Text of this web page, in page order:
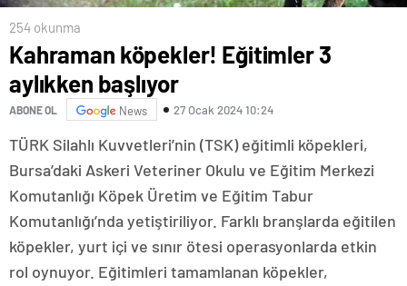
254 okunma
Kahraman köpekler! Eğitimler 3
aylıkken başlıyor
ABONE OL News 27 Ocak 2024 10:24
TÜRK Silahlı Kuvvetleri’nin (TSK) eğitimli köpekleri,
Bursa’daki Askeri Veteriner Okulu ve Eğitim Merkezi
Komutanlığı Köpek Üretim ve Eğitim Tabur
Komutanlığı’nda yetiştiriliyor. Farklı branşlarda eğitilen
köpekler, yurt içi ve sınır ötesi operasyonlarda etkin
rol oynuyor. Eğitimleri tamamlanan köpekler,